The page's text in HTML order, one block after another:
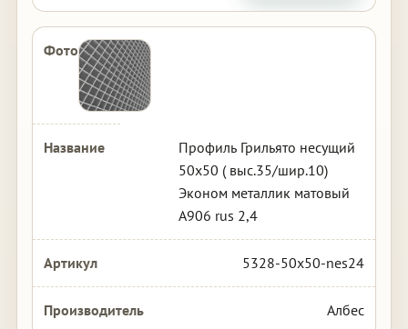
Профиль Грильято несущий
50х50 ( выс.35/шир.10)
Эконом металлик матовый
А906 rus 2,4
5328-50x50-nes24
Албес